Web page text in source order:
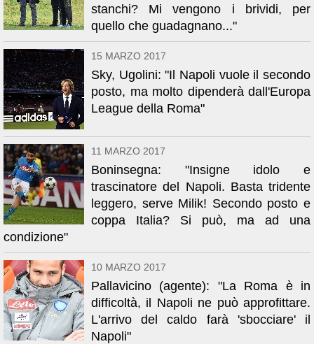
stanchi? Mi vengono i brividi, per
quello che guadagnano..."
15 MARZO 2017
Sky, Ugolini: "Il Napoli vuole il secondo
posto, ma molto dipenderà dall'Europa
League della Roma"
11 MARZO 2017
Boninsegna: "Insigne idolo e
trascinatore del Napoli. Basta tridente
leggero, serve Milik! Secondo posto e
coppa Italia? Si può, ma ad una
condizione"
10 MARZO 2017
Pallavicino (agente): "La Roma è in
difficoltà, il Napoli ne può approfittare.
L'arrivo del caldo farà 'sbocciare' il
Napoli"